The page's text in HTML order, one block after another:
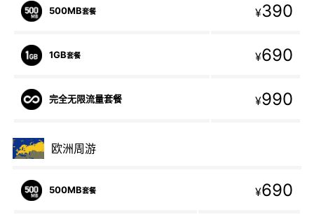
500MB套餐 ¥390
1GB套餐 ¥690
完全无限流量套餐 ¥990
欧洲周游
500MB套餐 ¥690